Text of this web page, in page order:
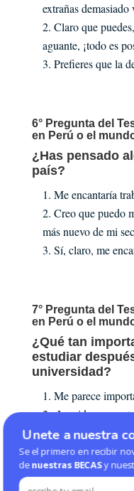
extrañas demasiado
Claro que
aguante, ¡todo es
Prefieres que la
6° Pregunta del
en Perú o el
¿Has pensado
país?
Me encantaría
Creo que puedo
más nuevo de mi
Sí, claro, me
7° Pregunta del
en Perú o el
¿Qué tan
estudiar
universidad?
Me parece
¡La vida es
estudiar.
Puedo
bachiller, gracias.
Se el primero en recibir
denuestras BECASy
Unete a nuestra